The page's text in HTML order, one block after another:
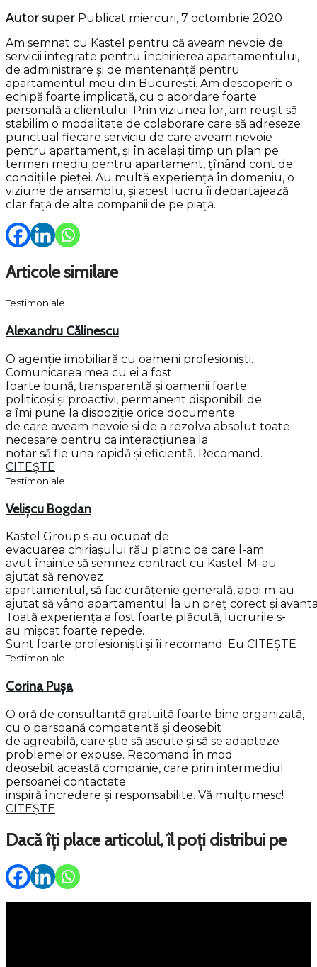
Autor super Publicat miercuri, 7 octombrie 2020
Am semnat cu Kastel pentru că aveam nevoie de
servicii integrate pentru închirierea apartamentului,
de administrare și de mentenanță pentru
apartamentul meu din București. Am descoperit o
echipă foarte implicată, cu o abordare foarte
personală a clientului. Prin viziunea lor, am reușit să
stabilim o modalitate de colaborare care să adreseze
punctual fiecare serviciu de care aveam nevoie
pentru apartament, și în același timp un plan pe
termen mediu pentru apartament, țînând cont de
condițiile pieței. Au multă experiență în domeniu, o
viziune de ansamblu, și acest lucru îi departajează
clar față de alte companii de pe piață.
Articole similare
Testimoniale
Alexandru Călinescu
O agenție imobiliară cu oameni profesioniști.
Comunicarea mea cu ei a fost
foarte bună, transparentă și oamenii foarte
politicoși și proactivi, permanent disponibili de
a îmi pune la dispoziție orice documente
de care aveam nevoie și de a rezolva absolut toate
necesare pentru ca interacțiunea la
notar să fie una rapidă și eficientă. Recomand.
CITEȘTE
Testimoniale
Velișcu Bogdan
Kastel Group s-au ocupat de
evacuarea chiriașului rău platnic pe care l-am
avut înainte să semnez contract cu Kastel. M-au
ajutat să renovez
apartamentul, să fac curățenie generală, apoi m-au
ajutat să vând apartamentul la un preț corect și
Toată experiența a fost foarte plăcută, lucrurile s-
au mișcat foarte repede.
Sunt foarte profesioniști și îi recomand. Eu CITEȘTE
Testimoniale
Corina Pușa
O oră de consultanță gratuită foarte bine organizată,
cu o persoană competentă și deosebit
de agreabilă, care știe să ascute și să se adapteze
problemelor expuse. Recomand în mod
deosebit această companie, care prin intermediul
persoanei contactate
inspiră încredere și responsabilite. Vă mulțumesc!
CITEȘTE
Dacă îți place articolul, îl poți distribui pe